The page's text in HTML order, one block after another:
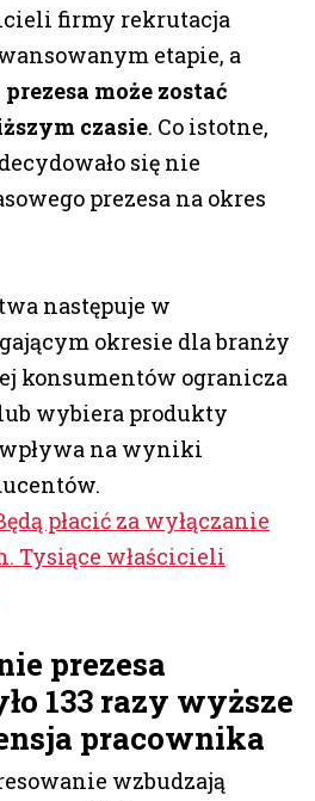
firmy rekrutacja
etapie, a
może zostać
czasie. Co istotne,
się nie
prezesa na okres
następuje w
okresie dla branży
konsumentów ogranicza
wybiera produkty
na wyniki
płacić za wyłączanie
Tysiące właścicieli
prezesa
133 razy wyższe
pracownika
wzbudzają